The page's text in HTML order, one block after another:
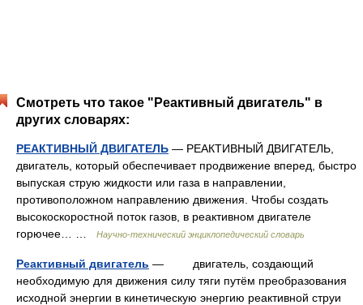
Смотреть что такое "Реактивный двигатель" в
других словарях:
РЕАКТИВНЫЙ ДВИГАТЕЛЬ — РЕАКТИВНЫЙ ДВИГАТЕЛЬ,
двигатель, который обеспечивает продвижение вперед, быстро
выпуская струю жидкости или газа в направлении,
противоположном направлению движения. Чтобы создать
высокоскоростной поток газов, в реактивном двигателе
горючее… …
Научно-технический энциклопедический словарь
Реактивный двигатель — двигатель, создающий
необходимую для движения силу тяги путём преобразования
исходной энергии в кинетическую энергию реактивной струи